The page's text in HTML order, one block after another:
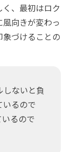
、最初はロク
向きが変わっ
づけることの
ないと負
いるので
るので